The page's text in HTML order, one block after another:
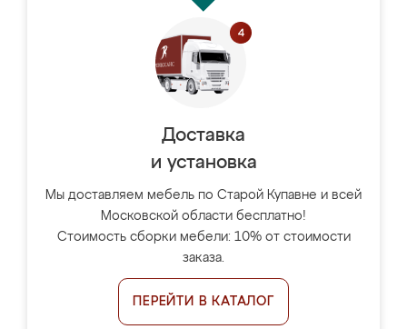
Доставка
и установка
Мы доставляем мебель по Старой Купавне и всей
Московской области бесплатно!
Стоимость сборки мебели: 10% от стоимости
заказа.
ПЕРЕЙТИ В КАТАЛОГ